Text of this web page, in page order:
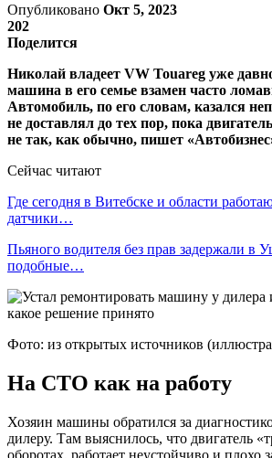
Опубликовано Окт 5, 2023
202
Поделится
Николай владеет VW Touareg уже
машина в его семье взамен часто
Автомобиль, по его словам, казался
не доставлял до тех пор, пока
не так, как обычно, пишет
Сейчас читают
Где сегодня в Витебске и области
датчики…
Пьяного водителя без прав задержали в
подобные…
Фото: из открытых источников
На СТО как на работу
Хозяин машины обратился за
дилеру. Там выяснилось, что двигатель
оборотах, работает неустойчиво и плохо